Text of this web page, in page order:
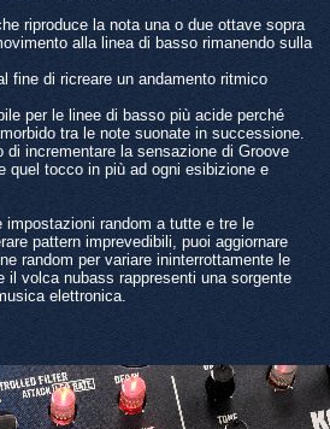
riproduce la nota una o due ottave sopra
alla linea di basso rimanendo sulla
fine di ricreare un andamento ritmico
per le linee di basso più acide perché
tra le note suonate in successione.
di incrementare la sensazione di Groove
quel tocco in più ad ogni esibizione e
impostazioni random a tutte e tre le
pattern imprevedibili, puoi aggiornare
random per variare ininterrottamente le
il volca nubass rappresenti una sorgente
elettronica.